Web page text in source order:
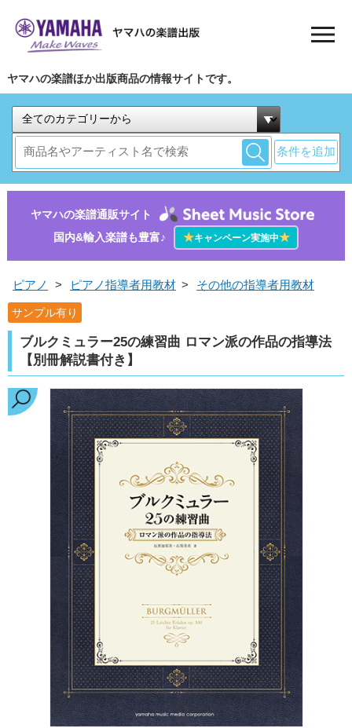
ヤマハの楽譜ほか出版商品の情報サイトです。
条件を追加
ヤマハの楽譜通販サイト
国内&輸入楽譜も豊富♪
★キャンペーン実施中★
ピアノ > ピアノ指導者用教材 > その他の指導者用教材
サンプル有り
ブルクミュラー25の練習曲 ロマン派の作品の指導法
【別冊解説書付き】